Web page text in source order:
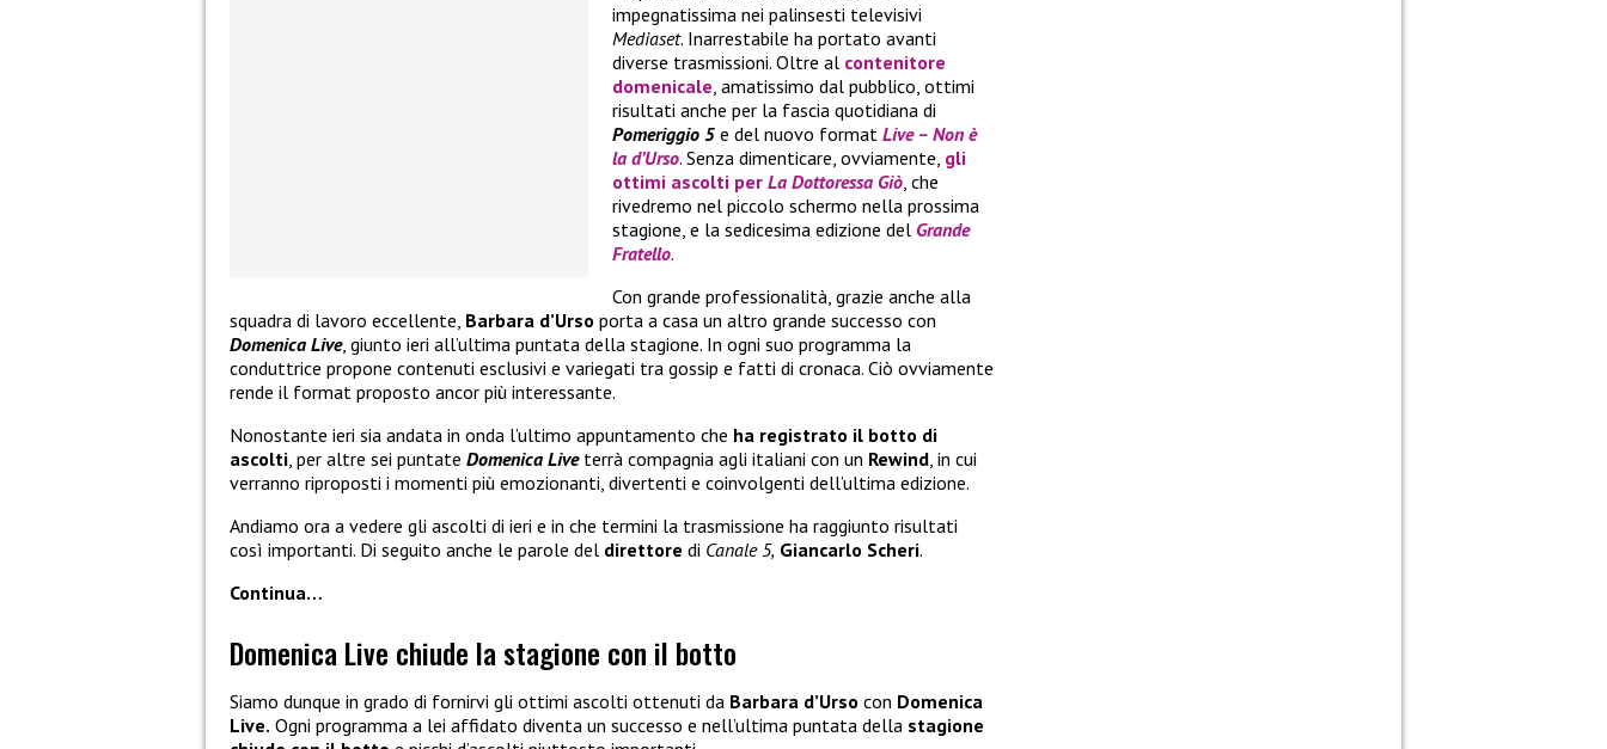
impegnatissima nei palinsesti televisivi
Mediaset. Inarrestabile ha portato avanti
diverse trasmissioni. Oltre al contenitore
domenicale , amatissimo dal pubblico, ottimi
risultati anche per la fascia quotidiana di
Pomeriggio 5 e del nuovo format Live – Non è
la d’Urso. Senza dimenticare, ovviamente, gli
ottimi ascolti per La Dottoressa Giò , che
rivedremo nel piccolo schermo nella prossima
stagione, e la sedicesima edizione del Grande
Fratello.
Con grande professionalità, grazie anche alla
squadra di lavoro eccellente, Barbara d’Urso porta a casa un altro grande successo con
Domenica Live, giunto ieri all’ultima puntata della stagione. In ogni suo programma la
conduttrice propone contenuti esclusivi e variegati tra gossip e fatti di cronaca. Ciò ovviamente
rende il format proposto ancor più interessante.
Nonostante ieri sia andata in onda l’ultimo appuntamento che ha registrato il botto di
ascolti , per altre sei puntate Domenica Liveterrà compagnia agli italiani con un Rewind , in cui
verranno riproposti i momenti più emozionanti, divertenti e coinvolgenti dell’ultima edizione.
Andiamo ora a vedere gli ascolti di ieri e in che termini la trasmissione ha raggiunto risultati
così importanti. Di seguito anche le parole del direttore di Canale 5, Giancarlo Scheri.
Continua…
Domenica Live chiude la stagione con il botto
Siamo dunque in grado di fornirvi gli ottimi ascolti ottenuti da Barbara d’Urso con Domenica
Live. Ogni programma a lei affidato diventa un successo e nell’ultima puntata della stagione